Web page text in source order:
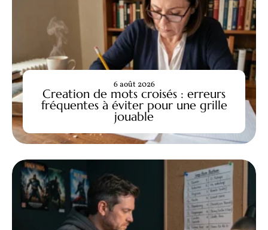
Creation de mots croisés : erreurs
fréquentes à éviter pour une grille
jouable
6 août 2026